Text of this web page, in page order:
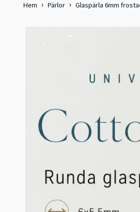
Hem Pärlor Glaspärla 6mm